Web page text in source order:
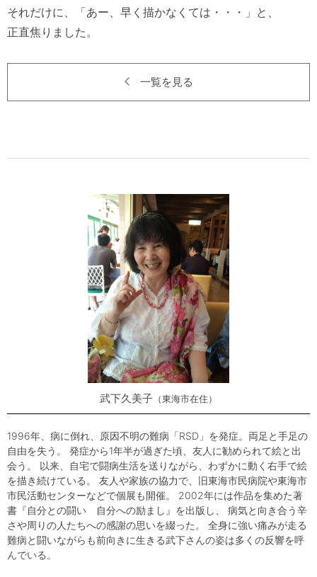
それだけに、「あー、早く描かなくては・・・」と、
一覧を見る
武下久美子 東海市在住
1996年、病に倒れ、原因不明の難病「RSD」を発症。両足と手足の
自由を失う。 発症から1年半が過ぎた頃、友人に勧められて絵と出
会う。 以来、自宅で闘病生活を送りながら、わずかに動く右手で絵
を描き続けている。 友人や家族の協力で、旧東海市民病院や東海市
市民活動センターなどで個展も開催。 2002年には作品を集めた著
書『自分との闘い 自分への励まし』を出版し、 病気と向き合う辛
さや周りの人たちへの感謝の思いを綴った。 全身に強い痛みが走る
難病と闘いながらも前向きに生きる武下さんの姿は多くの反響を呼
んでいる。